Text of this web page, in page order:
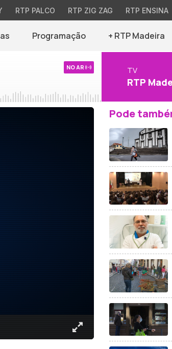
RTP PALCO RTP ZIG ZAG RTP ENSINA
Programação + RTP Madeira
NO AR TV
RTP
Pode